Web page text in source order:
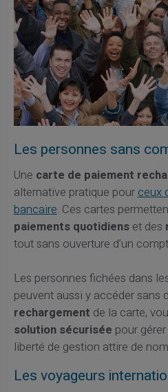
Les personnes sans
Une carte de paiement
alternative pratique pourceux
bancaire. Ces cartes
paiements quotidienset des
tout sans ouverture d’un
Les personnes fichées dans
peuvent aussi y accéder sans
rechargement de la carte,
solution sécurisée pour
liberté de gestion attire de
Les voyageurs